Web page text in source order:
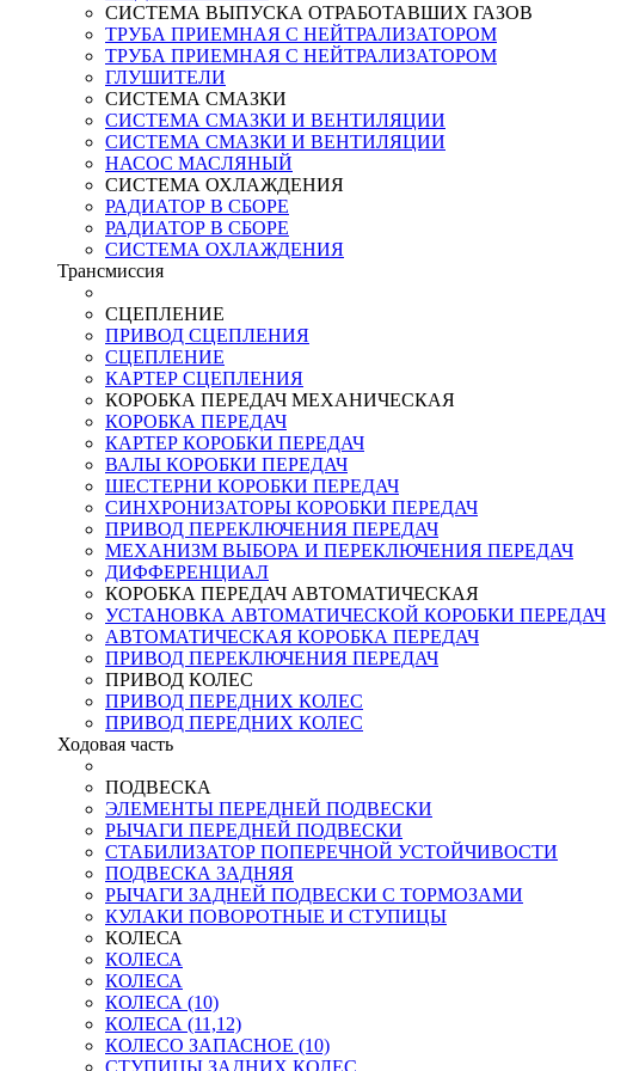
СИСТЕМА ВЫПУСКА ОТРАБОТАВШИХ ГАЗОВ
ТРУБА ПРИЕМНАЯ С НЕЙТРАЛИЗАТОРОМ
ТРУБА ПРИЕМНАЯ С НЕЙТРАЛИЗАТОРОМ
ГЛУШИТЕЛИ
СИСТЕМА СМАЗКИ
СИСТЕМА СМАЗКИ И ВЕНТИЛЯЦИИ
СИСТЕМА СМАЗКИ И ВЕНТИЛЯЦИИ
НАСОС МАСЛЯНЫЙ
СИСТЕМА ОХЛАЖДЕНИЯ
РАДИАТОР В СБОРЕ
РАДИАТОР В СБОРЕ
СИСТЕМА ОХЛАЖДЕНИЯ
Трансмиссия
СЦЕПЛЕНИЕ
ПРИВОД СЦЕПЛЕНИЯ
СЦЕПЛЕНИЕ
КАРТЕР СЦЕПЛЕНИЯ
КОРОБКА ПЕРЕДАЧ МЕХАНИЧЕСКАЯ
КОРОБКА ПЕРЕДАЧ
КАРТЕР КОРОБКИ ПЕРЕДАЧ
ВАЛЫ КОРОБКИ ПЕРЕДАЧ
ШЕСТЕРНИ КОРОБКИ ПЕРЕДАЧ
СИНХРОНИЗАТОРЫ КОРОБКИ ПЕРЕДАЧ
ПРИВОД ПЕРЕКЛЮЧЕНИЯ ПЕРЕДАЧ
МЕХАНИЗМ ВЫБОРА И ПЕРЕКЛЮЧЕНИЯ ПЕРЕДАЧ
ДИФФЕРЕНЦИАЛ
КОРОБКА ПЕРЕДАЧ АВТОМАТИЧЕСКАЯ
УСТАНОВКА АВТОМАТИЧЕСКОЙ КОРОБКИ ПЕРЕДАЧ
АВТОМАТИЧЕСКАЯ КОРОБКА ПЕРЕДАЧ
ПРИВОД ПЕРЕКЛЮЧЕНИЯ ПЕРЕДАЧ
ПРИВОД КОЛЕС
ПРИВОД ПЕРЕДНИХ КОЛЕС
ПРИВОД ПЕРЕДНИХ КОЛЕС
Ходовая часть
ПОДВЕСКА
ЭЛЕМЕНТЫ ПЕРЕДНЕЙ ПОДВЕСКИ
РЫЧАГИ ПЕРЕДНЕЙ ПОДВЕСКИ
СТАБИЛИЗАТОР ПОПЕРЕЧНОЙ УСТОЙЧИВОСТИ
ПОДВЕСКА ЗАДНЯЯ
РЫЧАГИ ЗАДНЕЙ ПОДВЕСКИ С ТОРМОЗАМИ
КУЛАКИ ПОВОРОТНЫЕ И СТУПИЦЫ
КОЛЕСА
КОЛЕСА
КОЛЕСА
КОЛЕСА (10)
КОЛЕСА (11,12)
КОЛЕСО ЗАПАСНОЕ (10)